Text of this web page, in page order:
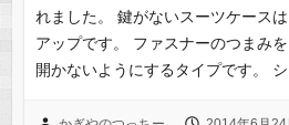
れました。 鍵がないスーツケース
アップです。 ファスナーのつまみ
開かないようにするタイプです。